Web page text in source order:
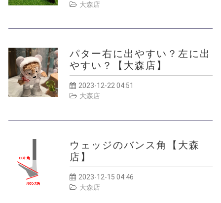
大森店
パター右に出やすい？左に出
やすい？【大森店】
2023-12-22 04:51
大森店
ウェッジのバンス角【大森
店】
2023-12-15 04:46
大森店